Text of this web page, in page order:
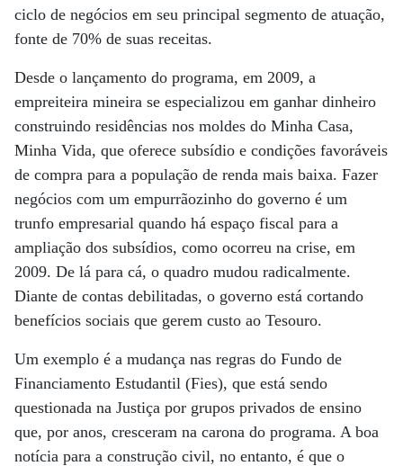
ciclo de negócios em seu principal segmento de atuação,
fonte de 70% de suas receitas.
Desde o lançamento do programa, em 2009, a
empreiteira mineira se especializou em ganhar dinheiro
construindo residências nos moldes do Minha Casa,
Minha Vida, que oferece subsídio e condições favoráveis
de compra para a população de renda mais baixa. Fazer
negócios com um empurrãozinho do governo é um
trunfo empresarial quando há espaço fiscal para a
ampliação dos subsídios, como ocorreu na crise, em
2009. De lá para cá, o quadro mudou radicalmente.
Diante de contas debilitadas, o governo está cortando
benefícios sociais que gerem custo ao Tesouro.
Um exemplo é a mudança nas regras do Fundo de
Financiamento Estudantil (Fies), que está sendo
questionada na Justiça por grupos privados de ensino
que, por anos, cresceram na carona do programa. A boa
notícia para a construção civil, no entanto, é que o